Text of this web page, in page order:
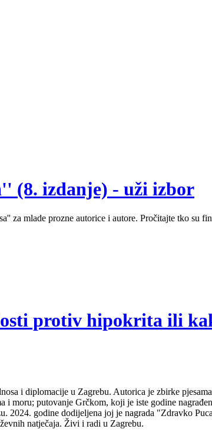
(8. izdanje) - uži izbor
za mlade prozne autorice i autore. Pročitajte tko su
protiv hipokrita ili
i diplomacije u Zagrebu. Autorica je zbirke
moru; putovanje Grčkom, koji je iste godine
2024. godine dodijeljena joj je nagrada "Zdravko
natječaja. Živi i radi u Zagrebu.